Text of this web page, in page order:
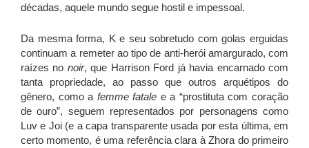
décadas, aquele mundo segue hostil e impessoal.
Da mesma forma, K e seu sobretudo com golas erguidas
continuam a remeter ao tipo de anti-herói amargurado, com
raízes no noir, que Harrison Ford já havia encarnado com
tanta propriedade, ao passo que outros arquétipos do
gênero, como a femme fatale e a “prostituta com coração
de ouro”, seguem representados por personagens como
Luv e Joi (e a capa transparente usada por esta última, em
certo momento, é uma referência clara à Zhora do primeiro